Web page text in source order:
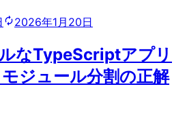
2026年1月20日
なTypeScriptアプリ
ジュール分割の正解